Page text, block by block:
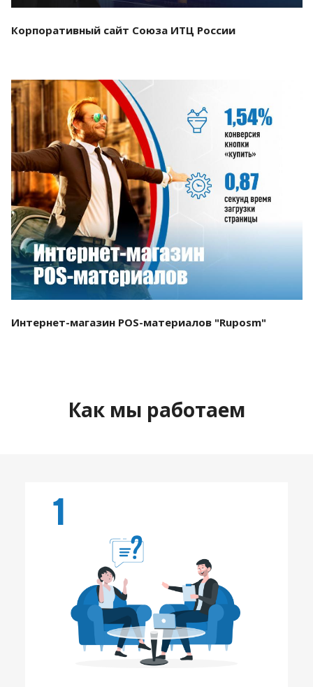
Корпоративный сайт Союза ИТЦ России
Смотреть проект
Интернет-магазин POS-материалов "Ruposm"
Как мы работаем
1